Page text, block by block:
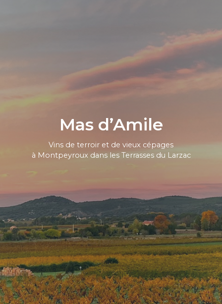
Mas d’Amile
Vins de terroir et de vieux cépages
à Montpeyroux dans les Terrasses du Larzac